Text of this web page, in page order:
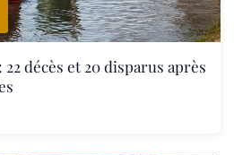
22 décès et 20 disparus après